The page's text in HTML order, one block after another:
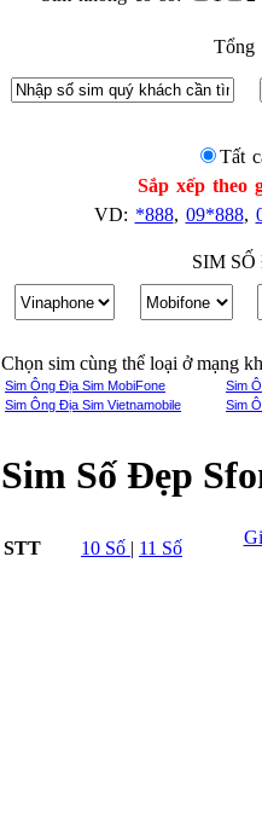
Tất
Sắp xếp theo
VD: *888, 09*888,
SIM
Chọn sim cùng thể loại ở mạng
Sim Ông Địa Sim MobiFone
Sim
Sim Ông Địa Sim Vietnamobile
Sim
Sim Số Đẹp
STT 10 Số | 11 Số